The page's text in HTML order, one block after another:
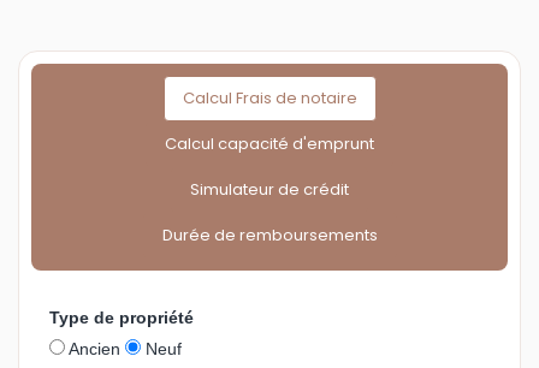
Calcul Frais de notaire
Calcul capacité d'emprunt
Simulateur de crédit
Durée de remboursements